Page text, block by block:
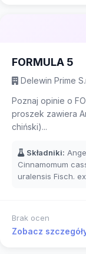
FORMULA 5
Delewin Prime
Poznaj opinie o
proszek zawiera
chiński)...
Składniki:
Cinnamomum
uralensis Fisch.
Brak ocen
Zobacz